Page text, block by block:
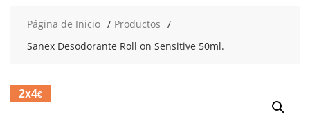
Página de Inicio
Productos
Sanex Desodorante Roll on Sensitive 50ml.
2x4€